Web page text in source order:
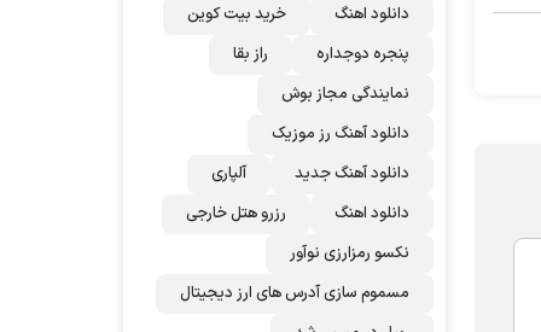
دانلود اهنگ
خرید بیت کوین
پنجره دوجداره
راز بقا
نمایندگی مجاز بوش
دانلود آهنگ رز‌ موزیک
دانلود آهنگ جدید
آلپاری
دانلود اهنگ
رزرو هتل خارجی
نکسو رمزارزی نوآور
مسموم سازی آدرس های ارز دیجیتال